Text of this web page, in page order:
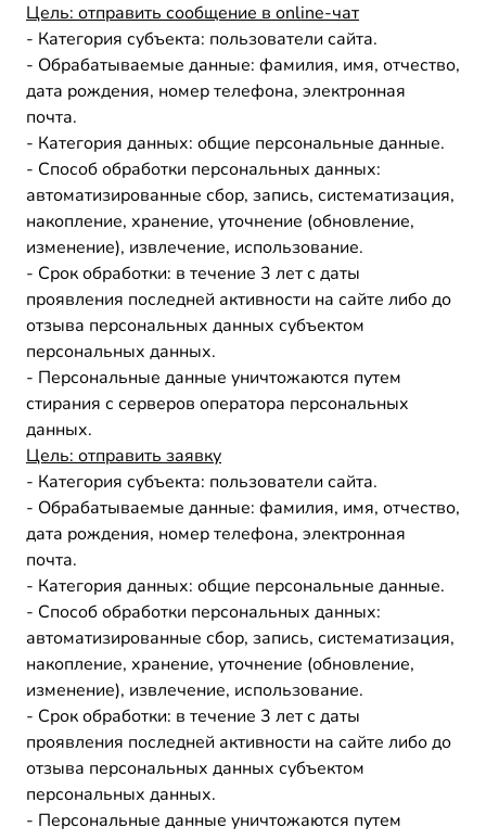
Цель: отправить сообщение в online-чат
- Категория субъекта: пользователи сайта.
- Обрабатываемые данные: фамилия, имя, отчество,
дата рождения, номер телефона, электронная
почта.
- Категория данных: общие персональные данные.
- Способ обработки персональных данных:
автоматизированные сбор, запись, систематизация,
накопление, хранение, уточнение (обновление,
изменение), извлечение, использование.
- Срок обработки: в течение 3 лет с даты
проявления последней активности на сайте либо до
отзыва персональных данных субъектом
персональных данных.
- Персональные данные уничтожаются путем
стирания с серверов оператора персональных
данных.
Цель: отправить заявку
- Категория субъекта: пользователи сайта.
- Обрабатываемые данные: фамилия, имя, отчество,
дата рождения, номер телефона, электронная
почта.
- Категория данных: общие персональные данные.
- Способ обработки персональных данных:
автоматизированные сбор, запись, систематизация,
накопление, хранение, уточнение (обновление,
изменение), извлечение, использование.
- Срок обработки: в течение 3 лет с даты
проявления последней активности на сайте либо до
отзыва персональных данных субъектом
персональных данных.
- Персональные данные уничтожаются путем